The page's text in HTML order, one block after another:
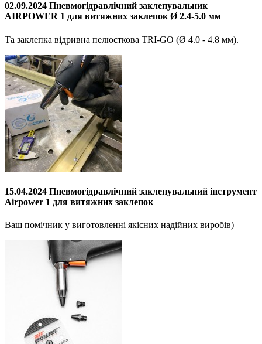
02.09.2024 Пневмогідравлічний заклепувальник
AIRPOWER 1 для витяжних заклепок Ø 2.4-5.0 мм
Та заклепка відривна пелюсткова TRI-GO (Ø 4.0 - 4.8 мм).
15.04.2024 Пневмогідравлічний заклепувальний інструмент
Airpower 1 для витяжних заклепок
Ваш помічник у виготовленні якісних надійних виробів)